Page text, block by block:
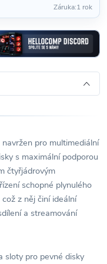
Záruka:1 rok
navržen pro multimediální
s maximální podporou
čtyřjádrovým
schopné plynulého
z něj činí ideální
a streamování
sloty pro pevné disky